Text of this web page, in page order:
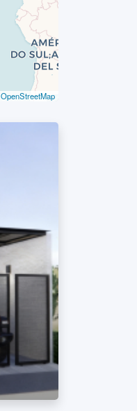
OpenStreetMap